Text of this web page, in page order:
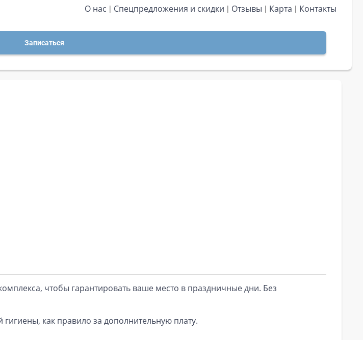
О нас Спецпредложения и скидки Отзывы Карта Контакты
Записаться
чтобы гарантировать ваше место в праздничные дни. Без
как правило за дополнительную плату.